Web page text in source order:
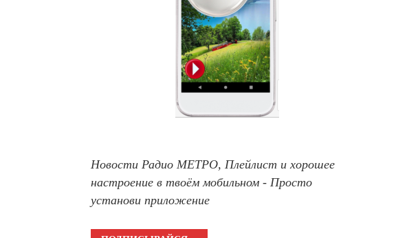
Новости Радио МЕТРО, Плейлист и хорошее
настроение в твоём мобильном - Просто
установи приложение